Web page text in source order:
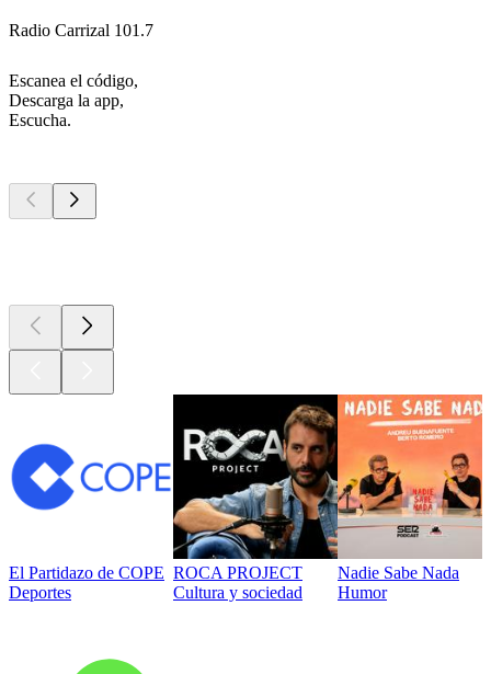
Radio Carrizal 101.7
Escanea el código,
Descarga la app,
Escucha.
El Partidazo de COPE
Deportes
ROCA PROJECT
Cultura y sociedad
Nadie Sabe Nada
Humor